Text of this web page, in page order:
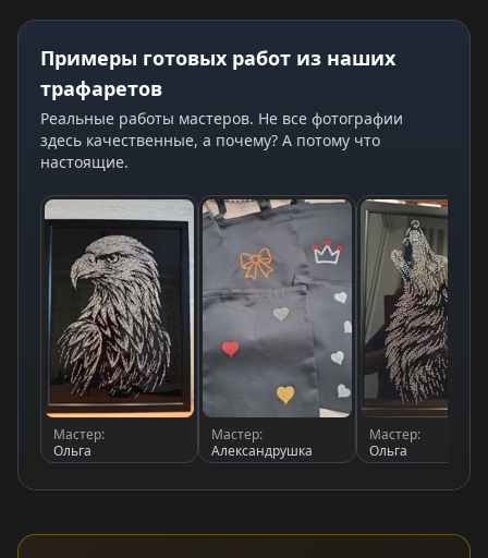
Примеры готовых работ из наших
трафаретов
Реальные работы мастеров. Не все фотографии
здесь качественные, а почему? А потому что
настоящие.
Мастер:
Ольга
Мастер:
Александрушка
Мастер:
Ольга